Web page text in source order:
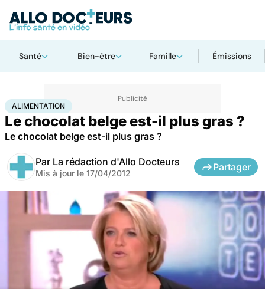
Santé Bien-être Famille Émissions
AccueilSantéMaladies Alimentation
ALIMENTATION
Le chocolat belge est-il plus gras ?
Le chocolat belge est-il plus gras ?
Par La rédaction d'Allo Docteurs
Mis à jour le 17/04/2012
Partager